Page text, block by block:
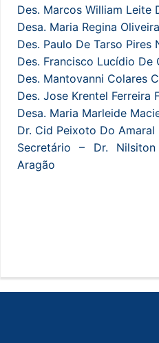
Des. Marcos William Leite
Desa. Maria Regina
Des. Paulo De Tarso Pires
Des. Francisco Lucídio De
Des. Mantovanni Colares
Des. Jose Krentel Ferreira
Desa. Maria Marleide
Dr. Cid Peixoto Do
Secretário – Dr.
Aragão